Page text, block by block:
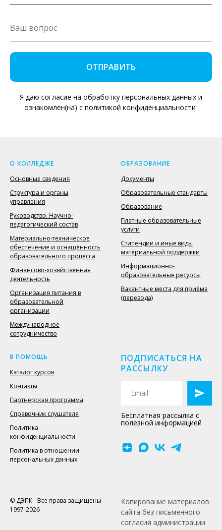
ОТПРАВИТЬ
Я даю согласие на обработку персональных данных и
ознакомлен(на) с политикой конфиденциальности
О КОЛЛЕДЖЕ
Основные сведения
Структура и органы
управления
Руководство. Научно-
педагогический состав
Материально-техническое
обеспечение и оснащённость
образовательного процесса
Финансово-хозяйственная
деятельность
Организация питания в
образовательной
организации
Международное
сотрудничество
ОБРАЗОВАНИЕ
Документы
Образовательные стандарты
Образование
Платные образовательные
услуги
Стипендии и иные виды
материальной поддержки
Информационно-
образовательные ресурсы
Вакантные места для приёма
(перевода)
В ПОМОЩЬ
Каталог курсов
Контакты
Партнерская программа
Справочник слушателя
Политика
конфиденциальности
Политика в отношении
персональных данных
ПОДПИСАТЬСЯ НА
РАССЫЛКУ
Бесплатная рассылка с
полезной информацией
© ДЭПК - Все права защищены
1997-2026
Копирование материалов
сайта без письменного
согласия администрации